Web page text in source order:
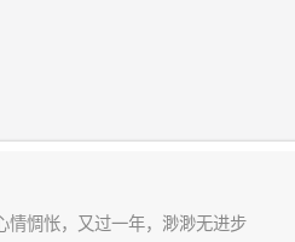
情惆怅，又过一年，渺渺无进步